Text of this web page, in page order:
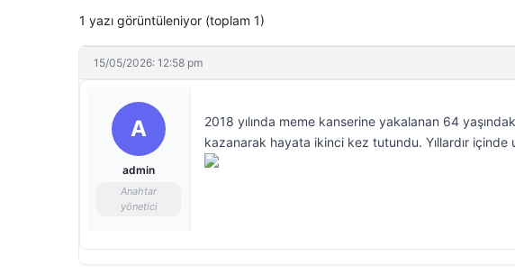
1 yazı görüntüleniyor (toplam 1)
15/05/2026: 12:58 pm
A
admin
Anahtar
yönetici
2018 yılında meme kanserine yakalanan 64
kazanarak hayata ikinci kez tutundu. Yıllardır